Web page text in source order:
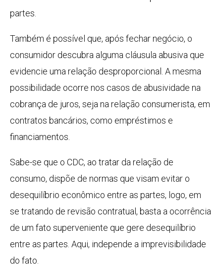
partes.
Também é possível que, após fechar negócio, o
consumidor descubra alguma cláusula abusiva que
evidencie uma relação desproporcional. A mesma
possibilidade ocorre nos casos de abusividade na
cobrança de juros, seja na relação consumerista, em
contratos bancários, como empréstimos e
financiamentos.
Sabe-se que o CDC, ao tratar da relação de
consumo, dispõe de normas que visam evitar o
desequilíbrio econômico entre as partes, logo, em
se tratando de revisão contratual, basta a ocorrência
de um fato superveniente que gere desequilíbrio
entre as partes. Aqui, independe a imprevisibilidade
do fato.